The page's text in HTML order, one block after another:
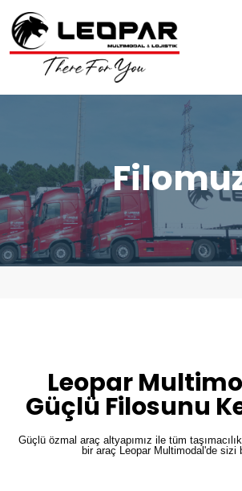
Leopar
Güçlü Filosunu
Güçlü özmal araç altyapımız ile tüm
bir araç Leopar Multimodal'de sizi